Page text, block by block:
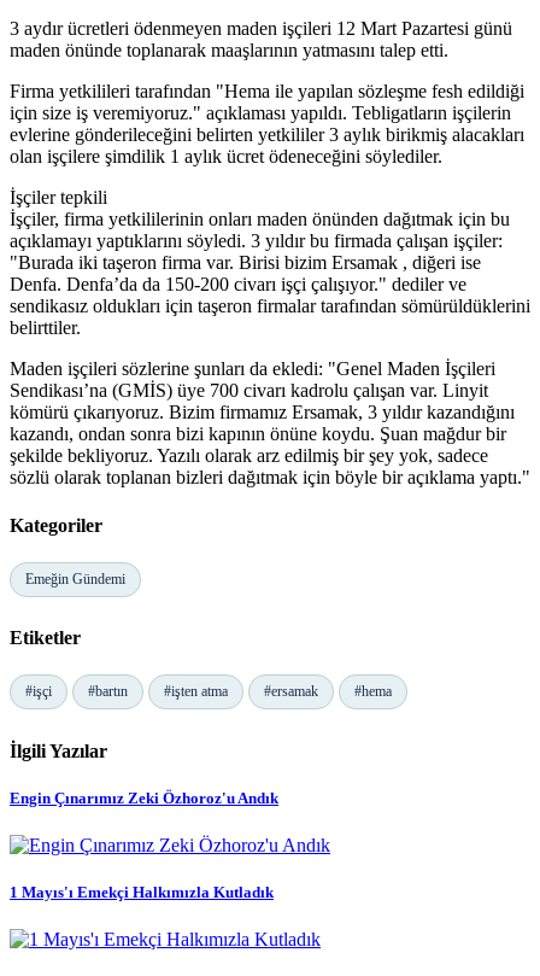
3 aydır ücretleri ödenmeyen maden işçileri 12 Mart Pazartesi günü
maden önünde toplanarak maaşlarının yatmasını talep etti.
Firma yetkilileri tarafından "Hema ile yapılan sözleşme fesh edildiği
için size iş veremiyoruz." açıklaması yapıldı. Tebligatların işçilerin
evlerine gönderileceğini belirten yetkililer 3 aylık birikmiş alacakları
olan işçilere şimdilik 1 aylık ücret ödeneceğini söylediler.
İşçiler tepkili
İşçiler, firma yetkililerinin onları maden önünden dağıtmak için bu
açıklamayı yaptıklarını söyledi. 3 yıldır bu firmada çalışan işçiler:
"Burada iki taşeron firma var. Birisi bizim Ersamak , diğeri ise
Denfa. Denfa’da da 150-200 civarı işçi çalışıyor." dediler ve
sendikasız oldukları için taşeron firmalar tarafından sömürüldüklerini
belirttiler.
Maden işçileri sözlerine şunları da ekledi: "Genel Maden İşçileri
Sendikası’na (GMİS) üye 700 civarı kadrolu çalışan var. Linyit
kömürü çıkarıyoruz. Bizim firmamız Ersamak, 3 yıldır kazandığını
kazandı, ondan sonra bizi kapının önüne koydu. Şuan mağdur bir
şekilde bekliyoruz. Yazılı olarak arz edilmiş bir şey yok, sadece
sözlü olarak toplanan bizleri dağıtmak için böyle bir açıklama yaptı."
Kategoriler
Emeğin Gündemi
Etiketler
#işçi #bartın #işten atma #ersamak #hema
İlgili Yazılar
Engin Çınarımız Zeki Özhoroz'u Andık
1 Mayıs'ı Emekçi Halkımızla Kutladık